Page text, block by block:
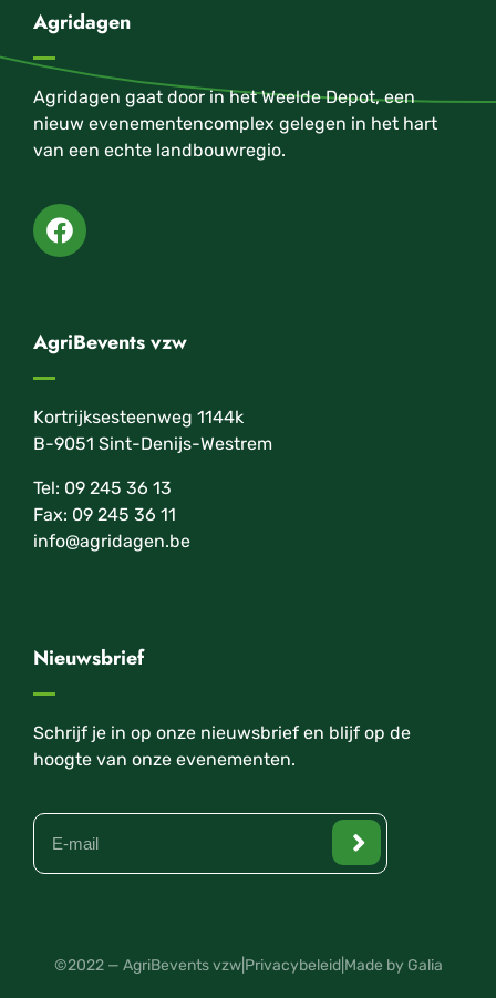
Agridagen
Agridagen gaat door in het Weelde Depot, een
nieuw evenementencomplex gelegen in het hart
van een echte landbouwregio.
AgriBevents vzw
Kortrijksesteenweg 1144k
B-9051 Sint-Denijs-Westrem
Tel: 09 245 36 13
Fax: 09 245 36 11
info@agridagen.be
Nieuwsbrief
Schrijf je in op onze nieuwsbrief en blijf op de
hoogte van onze evenementen.
©2022 — AgriBevents vzw| Privacybeleid| Made by Galia